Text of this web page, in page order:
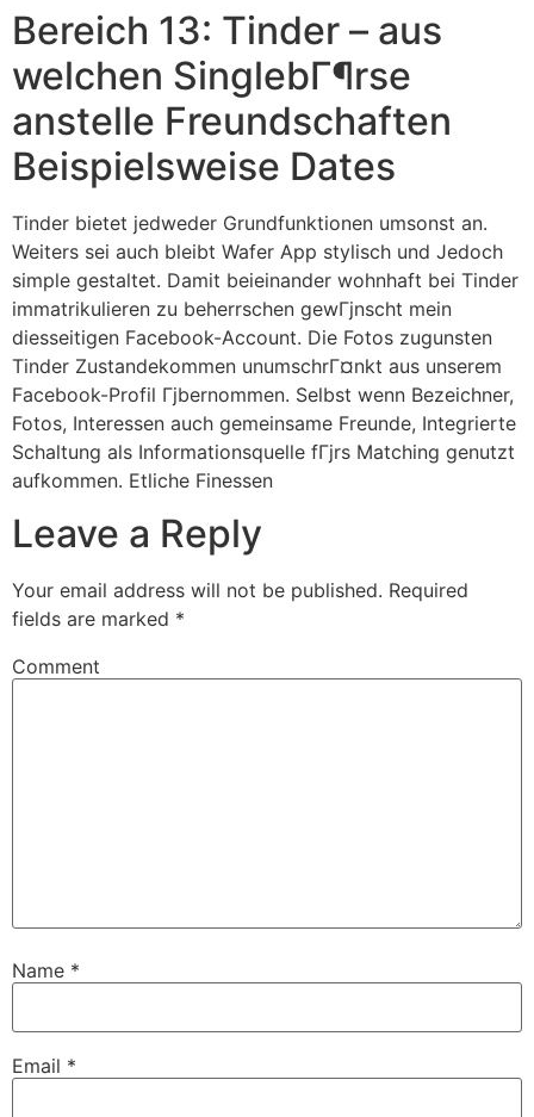
Bereich 13: Tinder – aus
welchen SinglebГ¶rse
anstelle Freundschaften
Beispielsweise Dates
Tinder bietet jedweder Grundfunktionen umsonst an.
Weiters sei auch bleibt Wafer App stylisch und Jedoch
simple gestaltet. Damit beieinander wohnhaft bei Tinder
immatrikulieren zu beherrschen gewГјnscht mein
diesseitigen Facebook-Account. Die Fotos zugunsten
Tinder Zustandekommen unumschrГ¤nkt aus unserem
Facebook-Profil Гјbernommen. Selbst wenn Bezeichner,
Fotos, Interessen auch gemeinsame Freunde, Integrierte
Schaltung als Informationsquelle fГјrs Matching genutzt
aufkommen. Etliche Finessen
Leave a Reply
Your email address will not be published. Required
fields are marked *
Comment
Name *
Email *